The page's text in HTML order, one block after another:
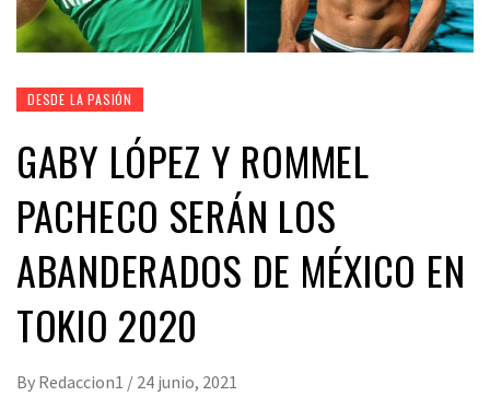
DESDE LA PASIÓN
GABY LÓPEZ Y ROMMEL
PACHECO SERÁN LOS
ABANDERADOS DE MÉXICO EN
TOKIO 2020
By Redaccion1 / 24 junio, 2021